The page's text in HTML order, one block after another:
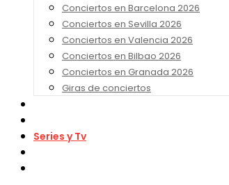
Conciertos en Barcelona 2026
Conciertos en Sevilla 2026
Conciertos en Valencia 2026
Conciertos en Bilbao 2026
Conciertos en Granada 2026
Giras de conciertos
Series y Tv